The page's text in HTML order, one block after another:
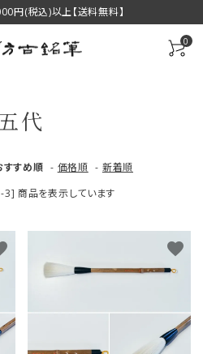
円(税込)以上【送料無料】
0
代
すすめ順 - 価格順 - 新着順
商品を表示しています
favorite